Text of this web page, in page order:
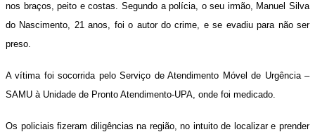
nos braços, peito e costas. Segundo a polícia, o seu irmão, Manuel Silva
do Nascimento, 21 anos, foi o autor do crime, e se evadiu para não ser
preso.
A vítima foi socorrida pelo Serviço de Atendimento Móvel de Urgência –
SAMU à Unidade de Pronto Atendimento-UPA, onde foi medicado.
Os policiais fizeram diligências na região, no intuito de localizar e prender